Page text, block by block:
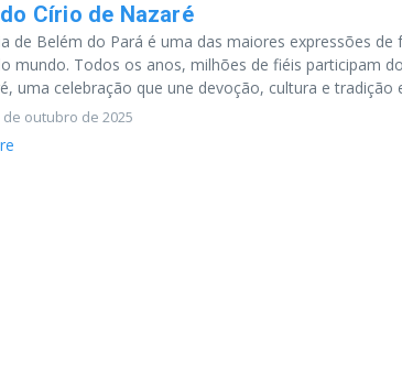
Círio de Nazaré
de Belém do Pará é uma das maiores expressões de
mundo. Todos os anos, milhões de fiéis participam
uma celebração que une devoção, cultura e tradição
de outubro de 2025